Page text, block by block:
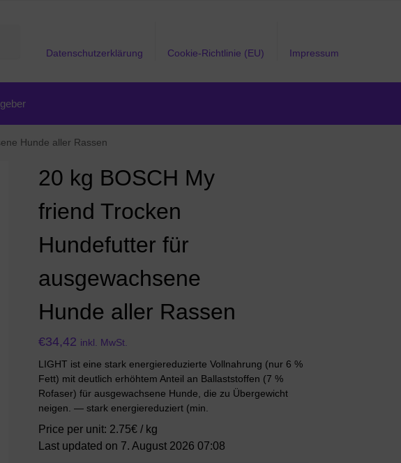
Datenschutzerklärung Cookie-Richtlinie (EU) Impressum
Hunde aller Rassen
20 kg BOSCH My
friend Trocken
Hundefutter für
ausgewachsene
Hunde aller Rassen
€34,42 inkl. MwSt.
LIGHT ist eine stark energiereduzierte Vollnahrung (nur 6 %
Fett) mit deutlich erhöhtem Anteil an Ballaststoffen (7 %
Rofaser) für ausgewachsene Hunde, die zu Übergewicht
neigen. — stark energiereduziert (min.
Price per unit: 2.75€ / kg
Last updated on 7. August 2026 07:08